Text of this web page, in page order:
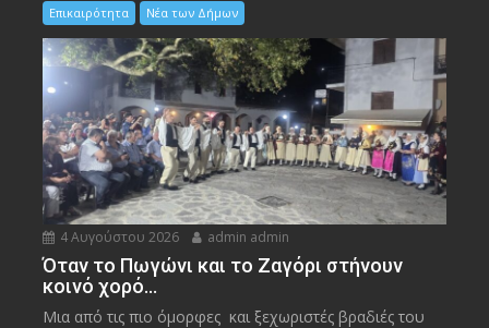
Επικαιρότητα Νέα των Δήμων
4 Αυγούστου 2026 admin admin
Όταν το Πωγώνι και το Ζαγόρι στήνουν
κοινό χορό…
Μια από τις πιο όμορφες και ξεχωριστές βραδιές του